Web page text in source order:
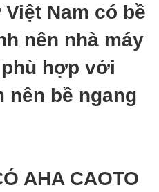
Nam có bề
nên nhà máy
hợp với
nên bề ngang
AHA CAOTO